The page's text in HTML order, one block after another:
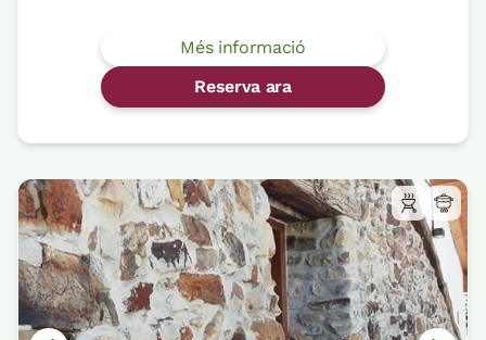
Més informació
Reserva ara